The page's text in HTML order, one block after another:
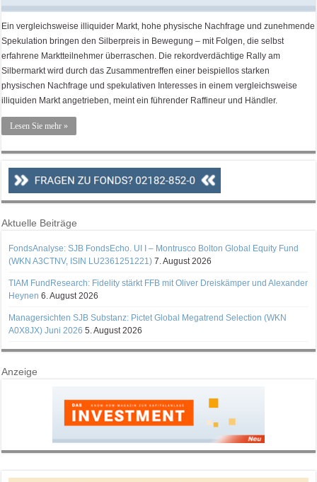
Ein vergleichsweise illiquider Markt, hohe physische Nachfrage und zunehmende
Spekulation bringen den Silberpreis in Bewegung – mit Folgen, die selbst
erfahrene Marktteilnehmer überraschen. Die rekordverdächtige Rally am
Silbermarkt wird durch das Zusammentreffen einer beispiellos starken
physischen Nachfrage und spekulativen Interesses in einem vergleichsweise
illiquiden Markt angetrieben, meint ein führender Raffineur und Händler.
Lesen Sie mehr »
Aktuelle Beiträge
FondsAnalyse: SJB FondsEcho. UI I – Montrusco Bolton Global Equity Fund
(WKN A3CTNV, ISIN LU2361251221) 7. August 2026
TIAM FundResearch: Fidelity stärkt FFB mit Oliver Dreiskämper und Alexander
Heynen 6. August 2026
Managersichten SJB Substanz: Pictet Global Megatrend Selection (WKN
A0X8JX) Juni 2026 5. August 2026
Anzeige